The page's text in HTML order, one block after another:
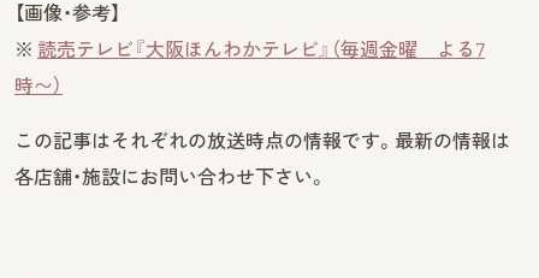
【画像・参考】
※ 読売テレビ『大阪ほんわかテレビ』（毎週金曜 よる7
時〜）
この記事はそれぞれの放送時点の情報です。最新の情報は
各店舗・施設にお問い合わせ下さい。